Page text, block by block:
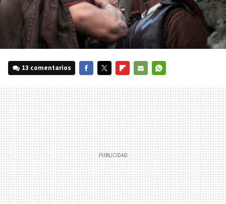
13 comentarios
MAIL